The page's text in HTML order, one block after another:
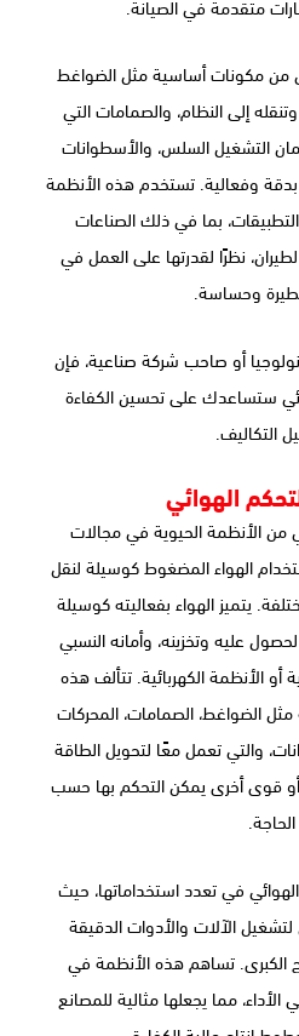
متقدمة في الصيانة.
من مكونات أساسية مثل الضواغط
إلى النظام، والصمامات التي
التشغيل السلس، والأسطوانات
بدقة وفعالية. تستخدم هذه الأنظمة
بما في ذلك الصناعات
نظرًا لقدرتها على العمل في
وحساسة.
أو صاحب شركة صناعية، فإن
ستساعدك على تحسين الكفاءة
التكاليف.
الهوائي
من الأنظمة الحيوية في مجالات
الهواء المضغوط كوسيلة لنقل
يتميز الهواء بفعاليته كوسيلة
عليه وتخزينه، وأمانه النسبي
أو الأنظمة الكهربائية. تتألف هذه
الضواغط، الصمامات، المحركات
والتي تعمل معًا لتحويل الطاقة
أو قوى أخرى يمكن التحكم بها حسب
الحاجة.
في تعدد استخداماتها، حيث
الآلات والأدوات الدقيقة
الكبرى. تساهم هذه الأنظمة في
مما يجعلها مثالية للمصانع